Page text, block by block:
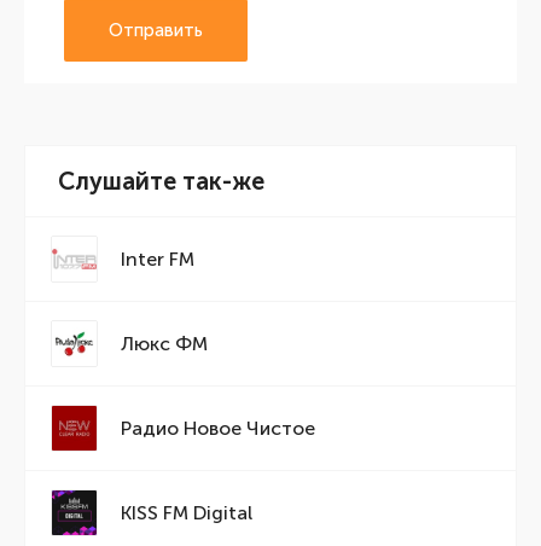
Отправить
Слушайте так-же
Inter FM
Люкс ФМ
Радио Новое Чистое
KISS FM Digital